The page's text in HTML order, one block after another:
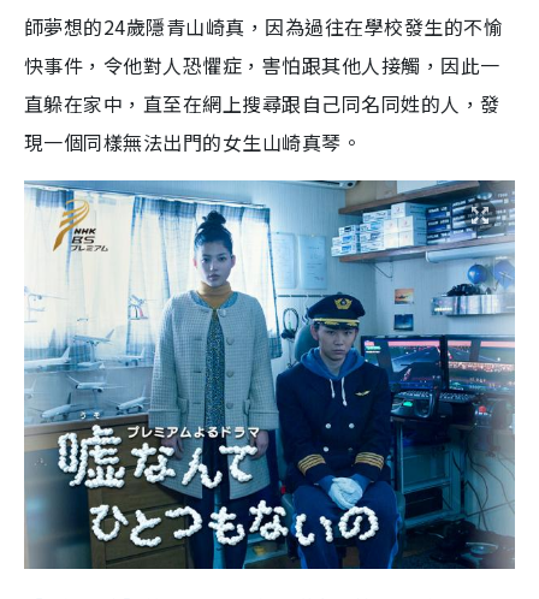
師夢想的24歲隱青山崎真，因為過往在學校發生的不愉
快事件，令他對人恐懼症，害怕跟其他人接觸，因此一
直躲在家中，直至在網上搜尋跟自己同名同姓的人，發
現一個同樣無法出門的女生山崎真琴。